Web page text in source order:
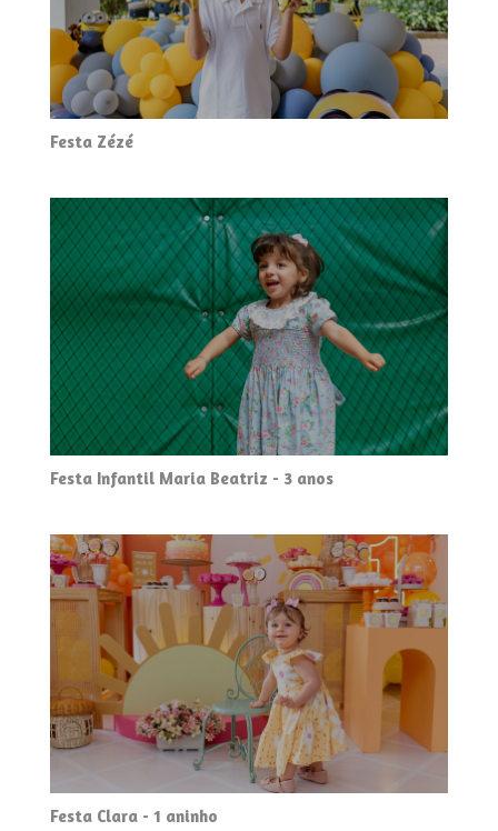
Festa Zézé
Festa Infantil Maria Beatriz - 3 anos
Festa Clara - 1 aninho